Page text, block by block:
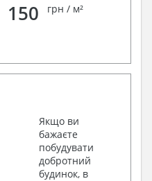
150 грн / м²
Якщо ви
бажаєте
побудувати
добротний
будинок, в